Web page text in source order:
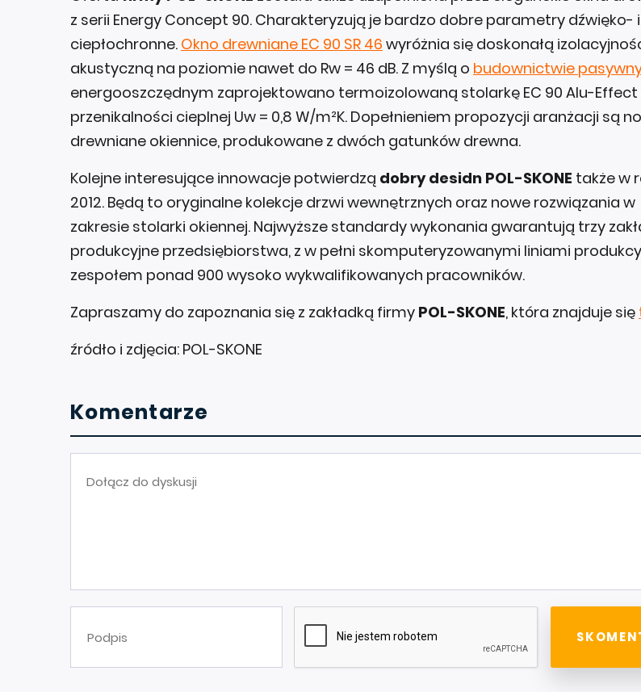
z serii Energy Concept 90. Charakteryzują je bardzo dobre parametry dźwięko- i
ciepłochronne. Okno drewniane EC 90 SR 46 wyróżnia się doskonałą
akustyczną na poziomie nawet do Rw = 46 dB. Z myślą o budownictwie
energooszczędnym zaprojektowano termoizolowaną stolarkę EC 90 Alu-Effect
przenikalności cieplnej Uw = 0,8 W/m²K. Dopełnieniem propozycji aranżacji są
drewniane okiennice, produkowane z dwóch gatunków drewna.
Kolejne interesujące innowacje potwierdzą dobry desidn POL-SKONE także w
2012. Będą to oryginalne kolekcje drzwi wewnętrznych oraz nowe rozwiązania w
zakresie stolarki okiennej. Najwyższe standardy wykonania gwarantują trzy
produkcyjne przedsiębiorstwa, z w pełni skomputeryzowanymi liniami
zespołem ponad 900 wysoko wykwalifikowanych pracowników.
Zapraszamy do zapoznania się z zakładką firmy POL-SKONE, która znajduje się
źródło i zdjęcia: POL-SKONE
Komentarze